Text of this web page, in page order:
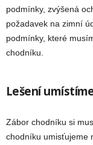
podmínky, zvýšená
požadavek na zimní
podmínky, které
chodníku.
Lešení
Zábor chodníku si
chodníku umisťujeme